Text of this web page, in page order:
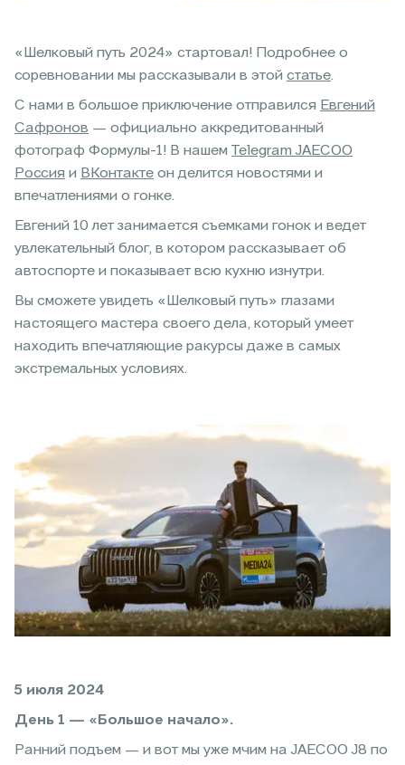
«Шелковый путь 2024» стартовал! Подробнее о
соревновании мы рассказывали в этой статье.
С нами в большое приключение отправился Евгений
Сафронов — официально аккредитованный
фотограф Формулы-1! В нашем
Telegram JAECOO
Россия и ВКонтакте он делится новостями и
впечатлениями о гонке.
Евгений 10 лет занимается съемками гонок и ведет
увлекательный блог, в котором рассказывает об
автоспорте и показывает всю кухню изнутри.
Вы сможете увидеть «Шелковый путь» глазами
настоящего мастера своего дела, который умеет
находить впечатляющие ракурсы даже в самых
экстремальных условиях.
5 июля 2024
День 1 — «Большое начало».
Ранний подъем — и вот мы уже мчим на JAECOO J8 по